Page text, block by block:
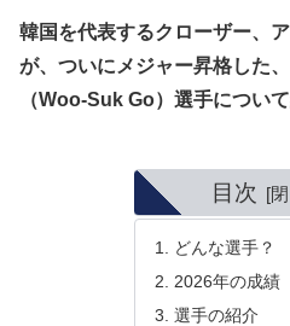
韓国を代表するクローザー、
が、ついにメジャー昇格した
（Woo-Suk Go）選手につい
目次
どんな選手？
2026年の成績
選手の紹介